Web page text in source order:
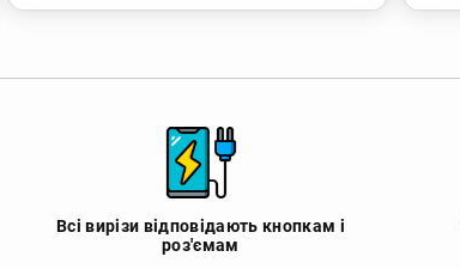
Всі вирізи відповідають кнопкам і
роз'ємам